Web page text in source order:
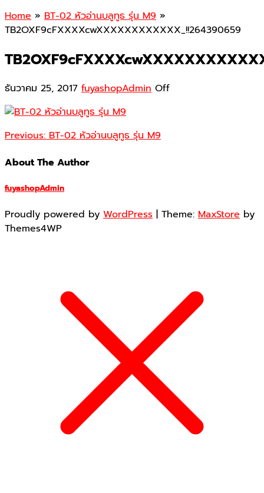
Home » BT-02 หัวอ่านบลูทูธ รุ่น M9 »
TB2OXF9cFXXXXcwXXXXXXXXXXXX_!!264390659
ธันวาคม 25, 2017 fuyashopAdmin Off
Previous:BT-02 หัวอ่านบลูทูธ รุ่น M9
About The Author
fuyashopAdmin
Proudly powered by WordPress | Theme: MaxStore by
Themes4WP